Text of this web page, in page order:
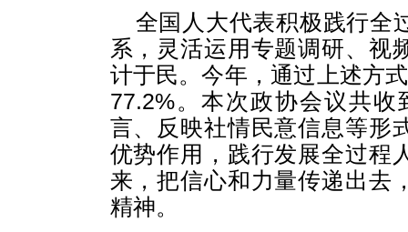
全国人大代表积极践行全
系，灵活运用专题调研、视
计于民。今年，通过上述方
77.2%。本次政协会议共
言、反映社情民意信息等形
优势作用，践行发展全过程
来，把信心和力量传递出去
精神。